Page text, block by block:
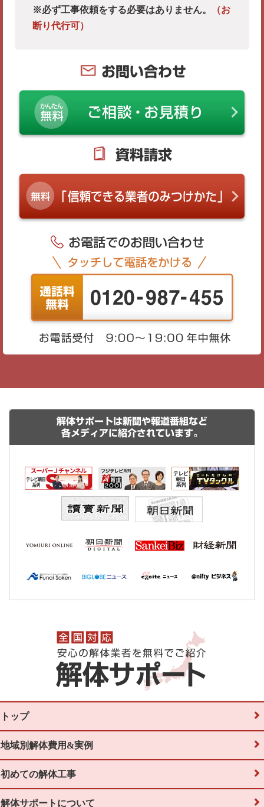
※必ず工事依頼をする必要はありません。
（お
断り代行可）
お問い合わせ
資料請求
解体サポートは新聞や報道番組など
各メディアに紹介されています。
トップ
地域別解体費用&実例
初めての解体工事
解体サポートについて